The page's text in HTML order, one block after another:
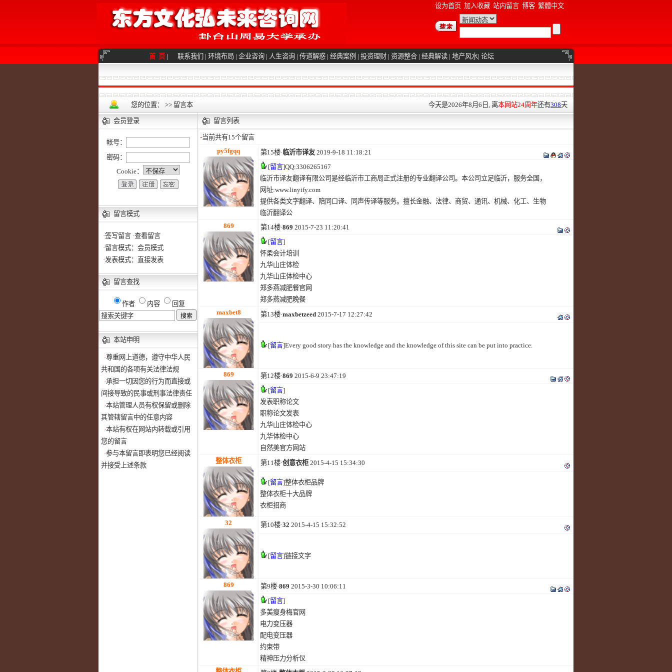
设为首页 加入收藏 站内留言 博客 繁體中文
首 页 | 联系我们 | 环境布局 | 企业咨询 | 人生咨询 | 传道解惑 | 经典案例 | 投资理财 | 资源整合 | 经典解读 | 地产风水| 论坛
您的位置： >> 留言本 今天是2026年8月6日, 离本网站24周年还有308天
会员登录
帐号：
密码：
Cookie：
留言模式
·签写留言 ·查看留言
·留言模式：会员模式
·发表模式：直接发表
留言查找
作者 内容 回复
本站申明
·尊重网上道德，遵守中华人民
共和国的各项有关法律法规
·承担一切因您的行为而直接或
间接导致的民事或刑事法律责任
·本站管理人员有权保留或删除
其管辖留言中的任意内容
·本站有权在网站内转载或引用
您的留言
·参与本留言即表明您已经阅读
并接受上述条款
留言列表
·当前共有15个留言
py5fgqq
第15楼· 临沂市译友 2019-9-18 11:18:21
[留言]QQ:3306265167
临沂市译友翻译有限公司是经临沂市工商局正式注册的专业翻译公司。本公司立足临沂，服务全国，
网址:www.linyify.com
提供各类文字翻译、陪同口译、同声传译等服务。擅长金融、法律、商贸、通讯、机械、化工、生物
临沂翻译公
869
第14楼·869 2015-7-23 11:20:41
[留言]
怀柔会计培训
九华山庄体检
九华山庄体检中心
郑多燕减肥餐官网
郑多燕减肥晚餐
maxbet8
第13楼·maxbetzeed 2015-7-17 12:27:42
[留言]Every good story has the knowledge and the knowledge of this site can be put into practice.
869 第12楼·869 2015-6-9 23:47:19
[留言]
发表职称论文
职称论文发表
九华山庄体检中心
九华体检中心
自然美官方网站
整体衣柜
第11楼·创意衣柜 2015-4-15 15:34:30
[留言]整体衣柜品牌
整体衣柜十大品牌
衣柜招商
32 第10楼·32 2015-4-15 15:32:52
[留言]链接文字
869 第9楼·869 2015-3-30 10:06:11
[留言]
多美瘦身梅官网
电力变压器
配电变压器
约束带
精神压力分析仪